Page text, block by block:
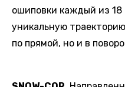
ошиповки каждый из
уникальную
по прямой, но и в